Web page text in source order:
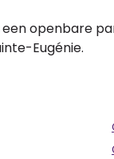
een openbare
Eugénie.